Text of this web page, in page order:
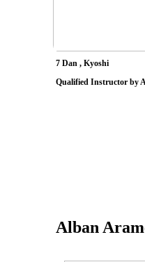
7 Dan , Kyoshi
Qualified Instructor by
Alban